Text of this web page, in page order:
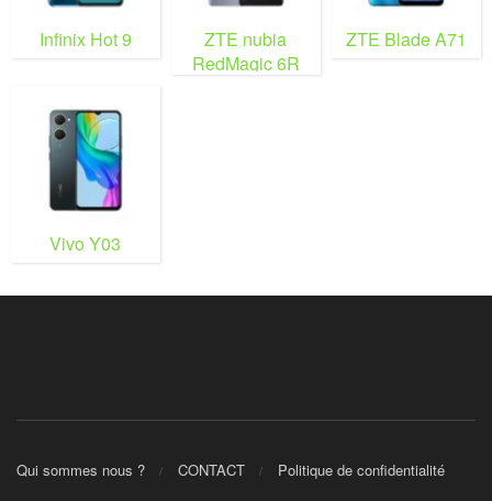
Infinix Hot 9
ZTE nubia
RedMagic 6R
ZTE Blade A71
Vivo Y03
Qui sommes nous ? CONTACT Politique de confidentialité